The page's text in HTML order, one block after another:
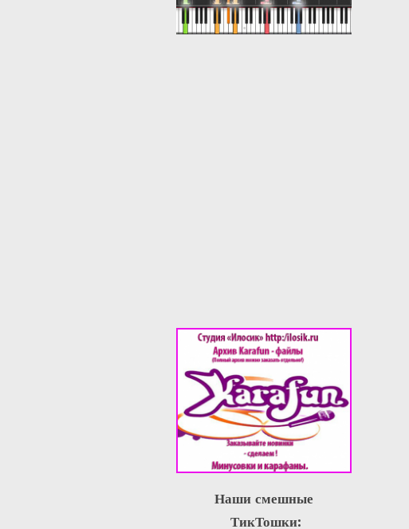
Наши смешные
ТикТошки: